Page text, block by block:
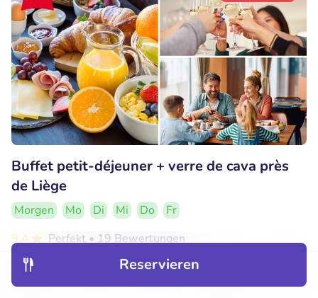
Entdecken
Reservieren
Buffet petit-déjeuner + verre de cava près
de Liège
Morgen Mo Di Mi Do
Fr
9.4
Perfekt • 19 Bewertungen
ibis Liège Seraing
Seraing (8km)